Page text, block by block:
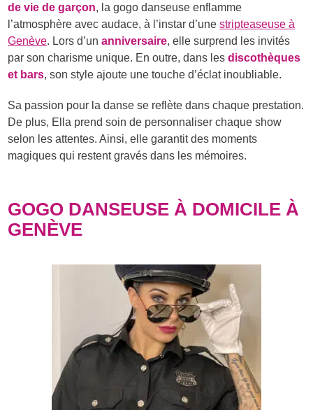
de vie de garçon, la gogo danseuse enflamme
l’atmosphère avec audace, à l’instar d’unestripteaseuse à
Genève. Lors d’unanniversaire, elle surprend les invités
par son charisme unique. En outre, dans lesdiscothèques
et bars, son style ajoute une touche d’éclat inoubliable.
Sa passion pour la danse se reflète dans chaque prestation.
De plus, Ella prend soin de personnaliser chaque show
selon les attentes. Ainsi, elle garantit des moments
magiques qui restent gravés dans les mémoires.
GOGO DANSEUSE À DOMICILE À
GENÈVE